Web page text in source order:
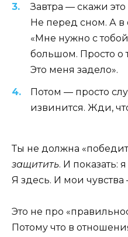
Завтра — скажи
Не перед сном. А
«Мне нужно с
большом. Просто о
Это меня задело».
Потом — просто
извинится. Жди,
Ты не должна
защитить. И показать:
Я здесь. И мои чувства
Это не про
Потому что в